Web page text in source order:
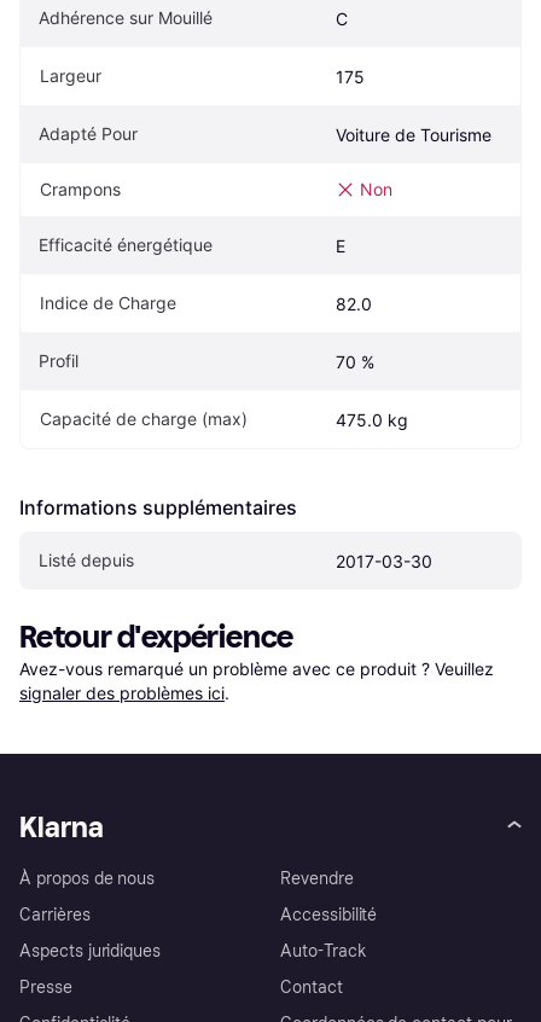
Adhérence sur Mouillé C
Largeur 175
Adapté Pour Voiture de Tourisme
Crampons Non
Efficacité énergétique E
Indice de Charge 82.0
Profil 70 %
Capacité de charge (max) 475.0 kg
Informations supplémentaires
Listé depuis 2017-03-30
Retour d'expérience
Avez-vous remarqué un problème avec ce produit ? Veuillez
signaler des problèmes ici.
Klarna
À propos de nous
Carrières
Aspects juridiques
Presse
Revendre
Accessibilité
Auto-Track
Contact